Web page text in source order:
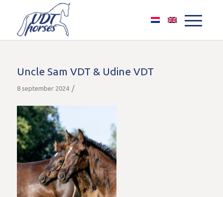
Uncle Sam VDT & Udine VDT
8 september 2024 /